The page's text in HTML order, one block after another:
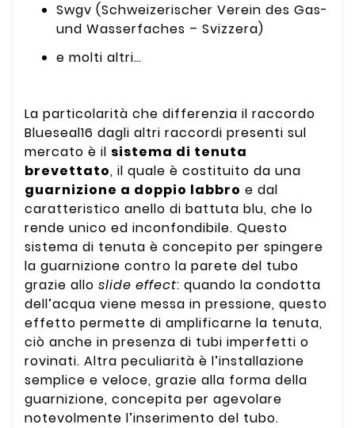
Swgv (Schweizerischer Verein des Gas-
und Wasserfaches – Svizzera)
e molti altri…
La particolarità che differenzia il raccordo
Blueseal16 dagli altri raccordi presenti sul
mercato è il sistema di tenuta
brevettato, il quale è costituito da una
guarnizione a doppio labbro e dal
caratteristico anello di battuta blu, che lo
rende unico ed inconfondibile. Questo
sistema di tenuta è concepito per spingere
la guarnizione contro la parete del tubo
grazie allo slide effect: quando la condotta
dell’acqua viene messa in pressione, questo
effetto permette di amplificarne la tenuta,
ciò anche in presenza di tubi imperfetti o
rovinati. Altra peculiarità è l’installazione
semplice e veloce, grazie alla forma della
guarnizione, concepita per agevolare
notevolmente l’inserimento del tubo.